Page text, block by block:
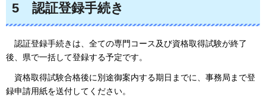
5 認証登録手続き
認証登録手続きは、全ての専門コース及び資格取得試験が終了
後、県で一括して登録する予定です。
資格取得試験合格後に別途御案内する期日までに、事務局まで登
録申請用紙を送付してください。